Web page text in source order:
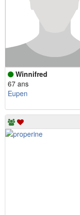
Winnifred
67 ans
Eupen